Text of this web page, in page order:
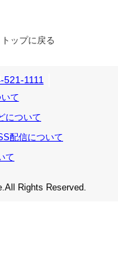
トップに戻る
521-1111
て
について
配信について
て
Rights Reserved.